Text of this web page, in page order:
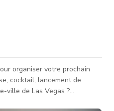
organiser votre prochain
cocktail, lancement de
ville de Las Vegas ?